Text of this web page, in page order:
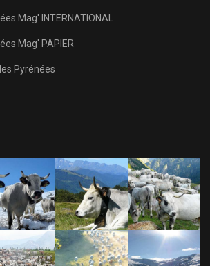
Mag' INTERNATIONAL
Mag' PAPIER
Pyrénées